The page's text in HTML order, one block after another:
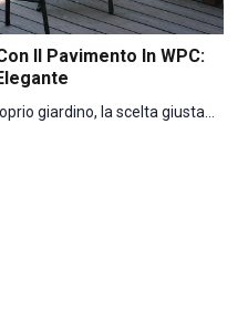
Il Pavimento In WPC:
giardino, la scelta giusta...